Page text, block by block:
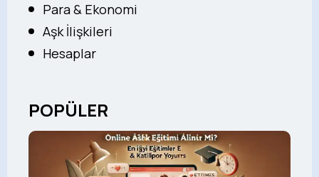
Para & Ekonomi
Aşk İlişkileri
Hesaplar
POPÜLER